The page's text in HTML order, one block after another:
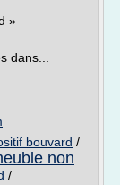
»
dans...
bouvard /
non
/